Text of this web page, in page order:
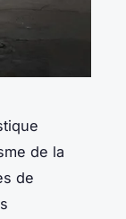
de la
de